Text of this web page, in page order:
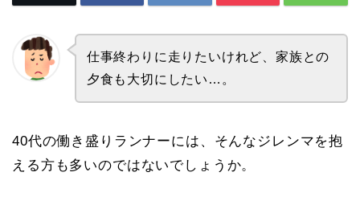
仕事終わりに走りたいけれど、家族との
夕食も大切にしたい…。
40代の働き盛りランナーには、そんなジレンマを抱
える方も多いのではないでしょうか。